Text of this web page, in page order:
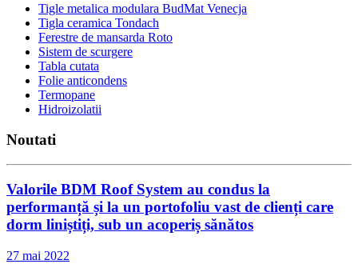
Tigle metalica modulara BudMat Venecja
Tigla ceramica Tondach
Ferestre de mansarda Roto
Sistem de scurgere
Tabla cutata
Folie anticondens
Termopane
Hidroizolatii
Noutati
Valorile BDM Roof System au condus la
performanță și la un portofoliu vast de clienți care
dorm liniștiți, sub un acoperiș sănătos
27 mai 2022